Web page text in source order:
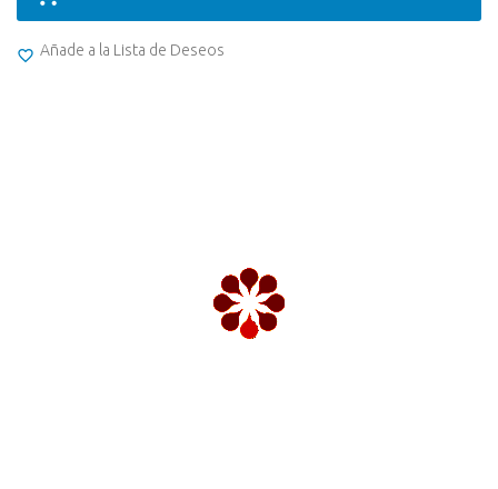
Añade a la Lista de Deseos